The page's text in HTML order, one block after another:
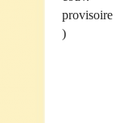
provisoire
)